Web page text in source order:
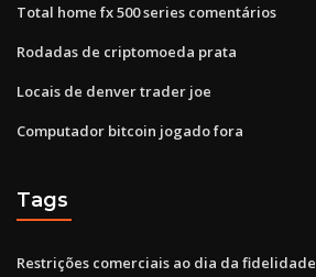
Total home fx 500 series comentários
Rodadas de criptomoeda prata
Locais de denver trader joe
Computador bitcoin jogado fora
Tags
Restrições comerciais ao dia da fidelidade